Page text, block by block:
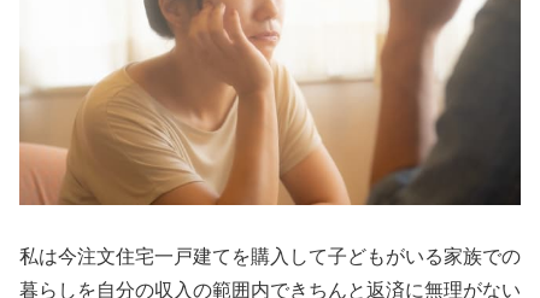
私は今注文住宅一戸建てを購入して子どもがいる家族での
暮らしを自分の収入の範囲内できちんと返済に無理がない